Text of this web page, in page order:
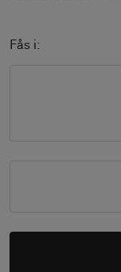
Fås i: